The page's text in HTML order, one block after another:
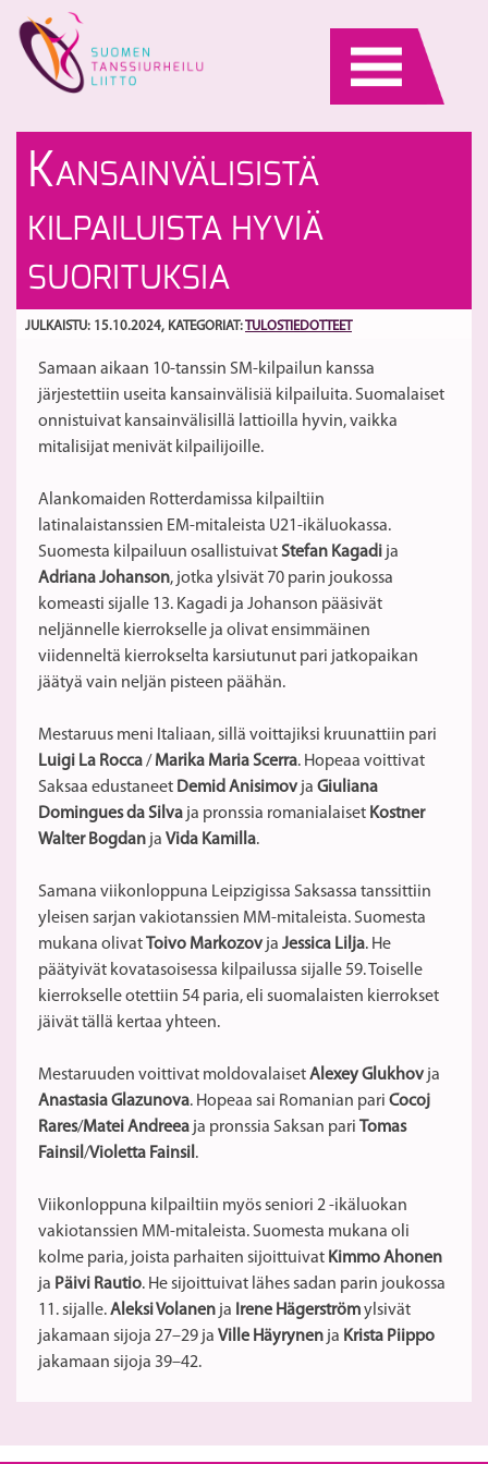
content
KANSAINVÄLISISTÄ
KILPAILUISTA HYVIÄ
SUORITUKSIA
JULKAISTU: 15.10.2024, KATEGORIAT: TULOSTIEDOTTEET
Samaan aikaan 10-tanssin SM-kilpailun kanssa
järjestettiin useita kansainvälisiä kilpailuita. Suomalaiset
onnistuivat kansainvälisillä lattioilla hyvin, vaikka
mitalisijat menivät kilpailijoille.
Alankomaiden Rotterdamissa kilpailtiin
latinalaistanssien EM-mitaleista U21-ikäluokassa.
Suomesta kilpailuun osallistuivatStefan Kagadi ja
Adriana Johanson, jotka ylsivät 70 parin joukossa
komeasti sijalle 13. Kagadi ja Johanson pääsivät
neljännelle kierrokselle ja olivat ensimmäinen
viidenneltä kierrokselta karsiutunut pari jatkopaikan
jäätyä vain neljän pisteen päähän.
Mestaruus meni Italiaan, sillä voittajiksi kruunattiin pari
Luigi La Rocca/ Marika Maria Scerra. Hopeaa voittivat
Saksaa edustaneet Demid Anisimovja Giuliana
Domingues da Silva ja pronssia romanialaiset Kostner
Walter Bogdan ja Vida Kamilla.
Samana viikonloppuna Leipzigissa Saksassa tanssittiin
yleisen sarjan vakiotanssien MM-mitaleista. Suomesta
mukana olivatToivo Markozovja Jessica Lilja. He
päätyivät kovatasoisessa kilpailussa sijalle 59. Toiselle
kierrokselle otettiin 54 paria, eli suomalaisten kierrokset
jäivät tällä kertaa yhteen.
Mestaruuden voittivat moldovalaisetAlexey Glukhovja
Anastasia Glazunova. Hopeaa sai Romanian pari Cocoj
Rares/Matei Andreea ja pronssia Saksan pari Tomas
Fainsil /Violetta Fainsil .
Viikonloppuna kilpailtiin myös seniori 2 -ikäluokan
vakiotanssien MM-mitaleista. Suomesta mukana oli
kolme paria, joista parhaiten sijoittuivat Kimmo Ahonen
ja Päivi Rautio. He sijoittuivat lähes sadan parin joukossa
11. sijalle.Aleksi Volanen ja Irene Hägerströmylsivät
jakamaan sijoja 27–29 ja Ville Häyrynen ja Krista Piippo
jakamaan sijoja 39–42.